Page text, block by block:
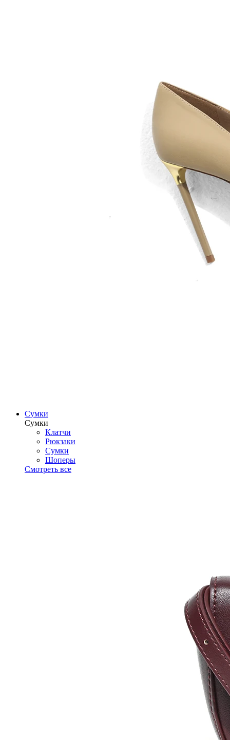
Сумки
Сумки
Клатчи
Рюкзаки
Сумки
Шоперы
Смотреть все